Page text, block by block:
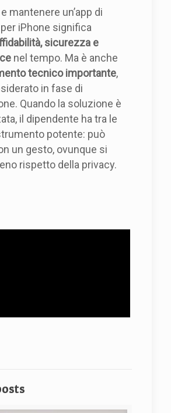
mantenere un’app di
iPhone significa
sicurezza e
nel tempo. Ma è anche
tecnico importante,
in fase di
Quando la soluzione è
il dipendente ha tra le
potente: può
un gesto, ovunque si
rispetto della privacy.